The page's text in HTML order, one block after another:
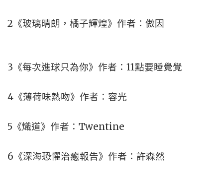
2《玻璃晴朗，橘子輝煌》作者：傲因
3《每次進球只為你》作者：11點要睡覺覺
4《薄荷味熱吻》作者：容光
5《熾道》作者：Twentine
6《深海恐懼治癒報告》作者：許森然